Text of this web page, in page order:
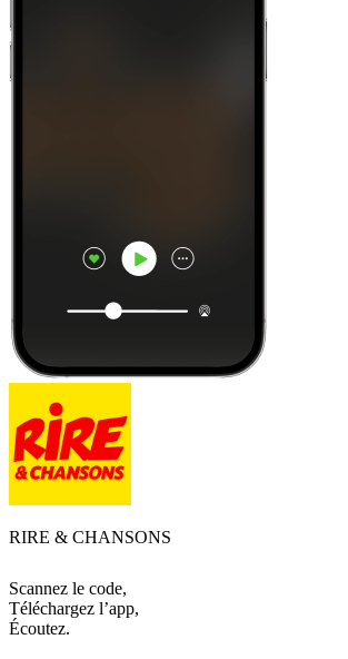
RIRE & CHANSONS
Scannez le code,
Téléchargez l’app,
Écoutez.